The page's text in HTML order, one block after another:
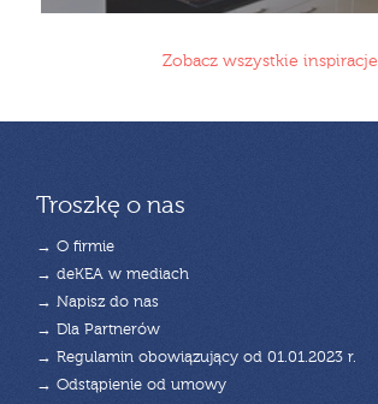
Zobacz wszystkie inspiracje
Troszkę o nas
→ O firmie
→ deKEA w mediach
→ Napisz do nas
→ Dla Partnerów
→ Regulamin obowiązujący od 01.01.2023 r.
→ Odstąpienie od umowy